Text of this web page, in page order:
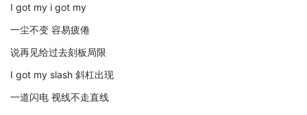
I got my i got my
一尘不变 容易疲倦
说再见给过去刻板局限
I got my slash 斜杠出现
一道闪电 视线不走直线